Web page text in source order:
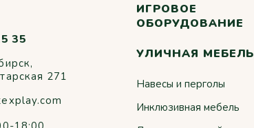
35
271
ИГРОВОЕ
ОБОРУДОВАНИЕ
УЛИЧНАЯ МЕБЕЛЬ
Навесы и перголы
Инклюзивная мебель